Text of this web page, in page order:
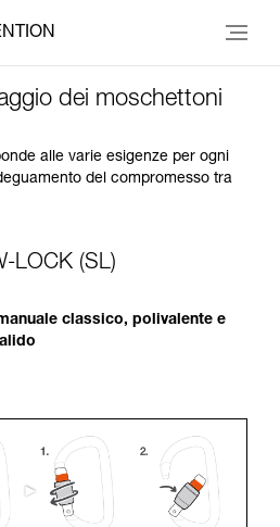
dei moschettoni
alle varie esigenze per ogni
del compromesso tra
LOCK (SL)
classico, polivalente e